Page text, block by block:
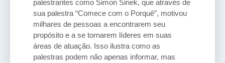
palestrantes como Simon Sinek, que através de
sua palestra “Comece com o Porquê”, motivou
milhares de pessoas a encontrarem seu
propósito e a se tornarem líderes em suas
áreas de atuação. Isso ilustra como as
palestras podem não apenas informar, mas